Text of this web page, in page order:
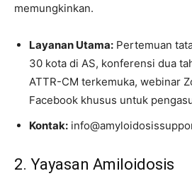
memungkinkan.
Layanan Utama: Pertemuan
30 kota di AS, konferensi dua
ATTR-CM terkemuka, webinar
Facebook khusus untuk
Kontak:
2. Yayasan Amiloidosis